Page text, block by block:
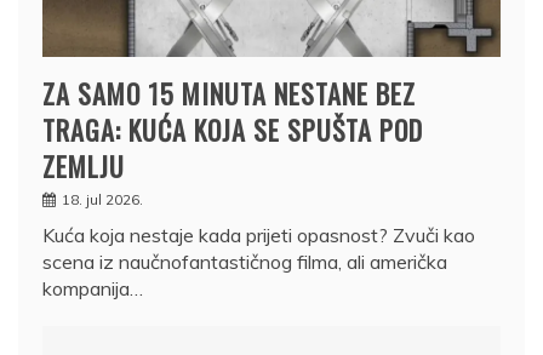
ZA SAMO 15 MINUTA NESTANE BEZ
TRAGA: KUĆA KOJA SE SPUŠTA POD
ZEMLJU
18. jul 2026.
Kuća koja nestaje kada prijeti opasnost? Zvuči kao
scena iz naučnofantastičnog filma, ali američka
kompanija…